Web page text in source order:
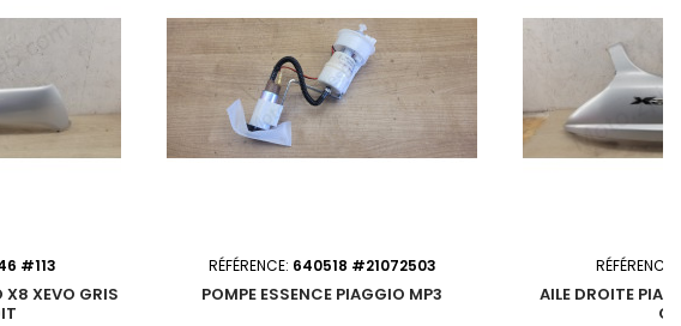
#113
X8 XEVO GRIS
RÉFÉRENCE: 640518 #21072503
POMPE ESSENCE PIAGGIO MP3
RÉFÉRENCE:
AILE DROITE